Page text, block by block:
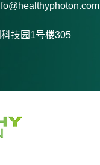
技园1号楼305